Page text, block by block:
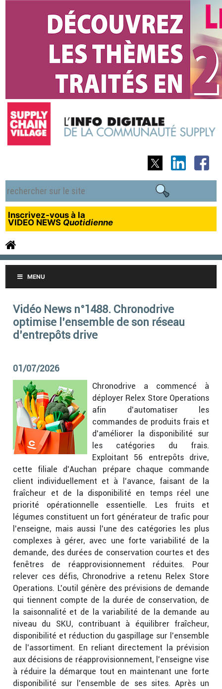
Inscrivez-vous à la
VIDEO NEWS Quotidienne
MENU
Vidéo News n°1488. Chronodrive
optimise l’ensemble de son réseau
d’entrepôts drive
01/07/2026
Chronodrive a commencé à
déployer Relex Store Operations
afin d’automatiser les
commandes de produits frais et
d’améliorer la disponibilité sur
les catégories du frais.
Exploitant 56 entrepôts drive,
cette filiale d’Auchan prépare chaque commande
client individuellement et à l’avance, faisant de la
fraîcheur et de la disponibilité en temps réel une
priorité opérationnelle essentielle. Les fruits et
légumes constituent un fort générateur de trafic pour
l’enseigne, mais aussi l’une des catégories les plus
complexes à gérer, avec une forte variabilité de la
demande, des durées de conservation courtes et des
fenêtres de réapprovisionnement réduites. Pour
relever ces défis, Chronodrive a retenu Relex Store
Operations. L’outil génère des prévisions de demande
qui tiennent compte de la durée de conservation, de
la saisonnalité et de la variabilité de la demande au
niveau du SKU, contribuant à équilibrer fraîcheur,
disponibilité et réduction du gaspillage sur l’ensemble
de l’assortiment. En reliant directement la prévision
aux décisions de réapprovisionnement, l’enseigne vise
à réduire la démarque tout en maintenant une forte
disponibilité sur l’ensemble de ses sites. Après un